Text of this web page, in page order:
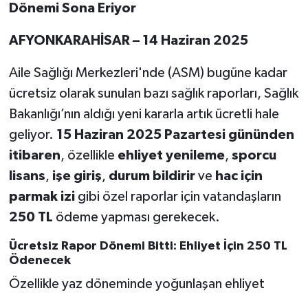
Dönemi Sona Eriyor
AFYONKARAHİSAR – 14 Haziran 2025
Aile Sağlığı Merkezleri'nde (ASM) bugüne kadar
ücretsiz olarak sunulan bazı sağlık raporları, Sağlık
Bakanlığı’nın aldığı yeni kararla artık ücretli hale
geliyor. 15 Haziran 2025 Pazartesi gününden
itibaren, özellikle ehliyet yenileme, sporcu
lisans, işe giriş, durum bildirirve hac için
parmak izigibi özel raporlar için vatandaşların
250 TL ödeme yapması gerekecek.
Ücretsiz Rapor Dönemi Bitti: Ehliyet İçin 250 TL
Ödenecek
Özellikle yaz döneminde yoğunlaşan ehliyet